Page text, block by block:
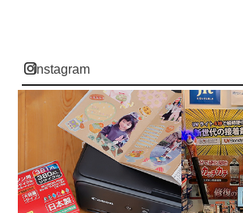
instagram